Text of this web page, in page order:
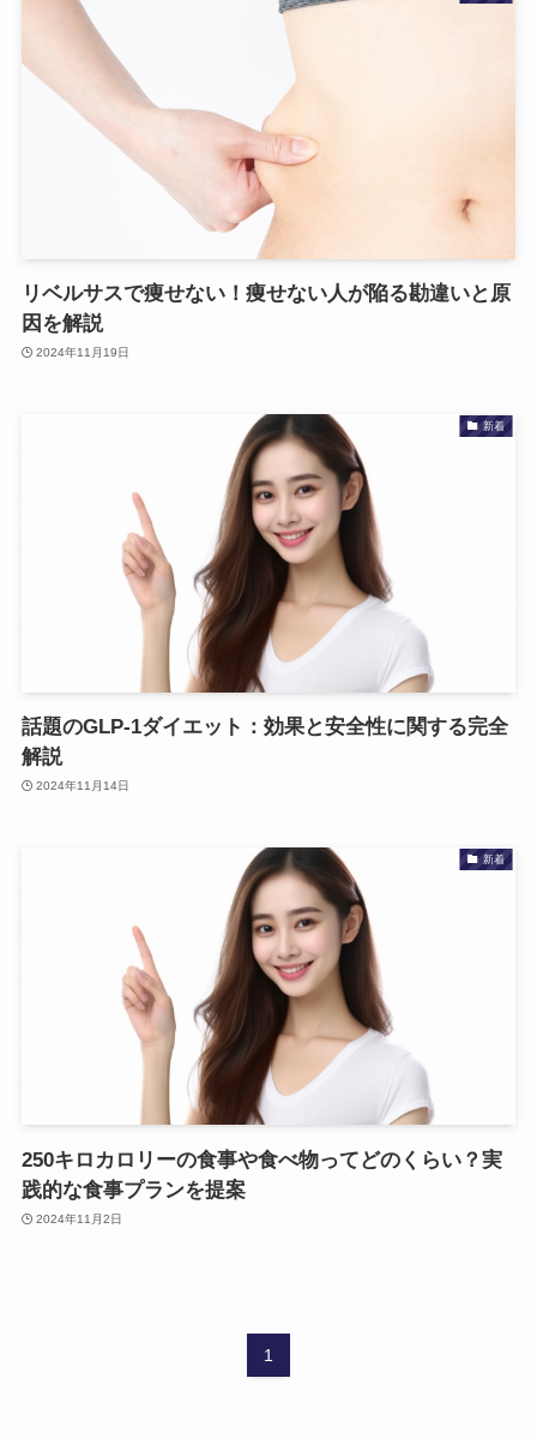
リベルサスで痩せない！痩せない人が陥る勘違いと原
因を解説
2024年11月19日
新着
話題のGLP-1ダイエット：効果と安全性に関する完全
解説
2024年11月14日
新着
250キロカロリーの食事や食べ物ってどのくらい？実
践的な食事プランを提案
2024年11月2日
1